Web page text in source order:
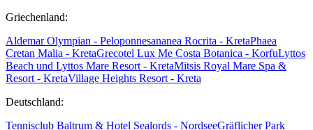
Griechenland:
Aldemar Olympian - Peloponnesananea Rocrita - KretaPhaea
Cretan Malia - KretaGrecotel Lux Me Costa Botanica - KorfuLyttos
Beach und Lyttos Mare Resort - KretaMitsis Royal Mare Spa &
Resort - KretaVillage Heights Resort - Kreta
Deutschland:
Tennisclub Baltrum & Hotel Sealords - NordseeGräflicher Park